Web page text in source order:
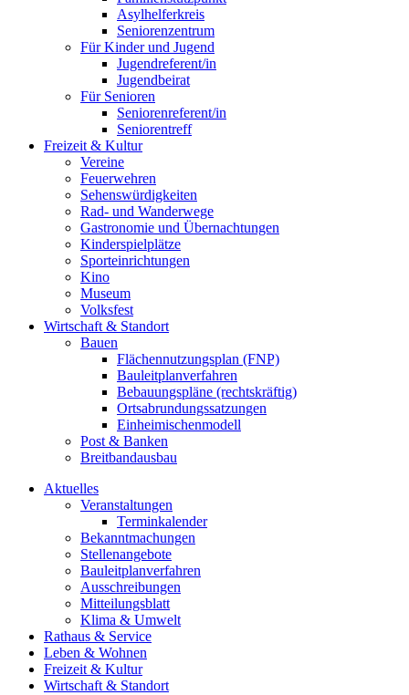
Asylhelferkreis
Seniorenzentrum
Für Kinder und Jugend
Jugendreferent/in
Jugendbeirat
Für Senioren
Seniorenreferent/in
Seniorentreff
Freizeit & Kultur
Vereine
Feuerwehren
Sehenswürdigkeiten
Rad- und Wanderwege
Gastronomie und Übernachtungen
Kinderspielplätze
Sporteinrichtungen
Kino
Museum
Volksfest
Wirtschaft & Standort
Bauen
Flächennutzungsplan (FNP)
Bauleitplanverfahren
Bebauungspläne (rechtskräftig)
Ortsabrundungssatzungen
Einheimischenmodell
Post & Banken
Breitbandausbau
Aktuelles
Veranstaltungen
Terminkalender
Bekanntmachungen
Stellenangebote
Bauleitplanverfahren
Ausschreibungen
Mitteilungsblatt
Klima & Umwelt
Rathaus & Service
Leben & Wohnen
Freizeit & Kultur
Wirtschaft & Standort